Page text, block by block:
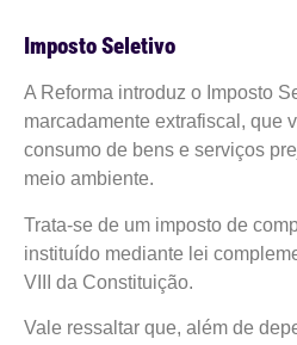
Imposto Seletivo
A Reforma introduz o Imposto
marcadamente extrafiscal, que
consumo de bens e serviços
meio ambiente.
Trata-se de um imposto de
instituído mediante lei
VIII da Constituição.
Vale ressaltar que, além de